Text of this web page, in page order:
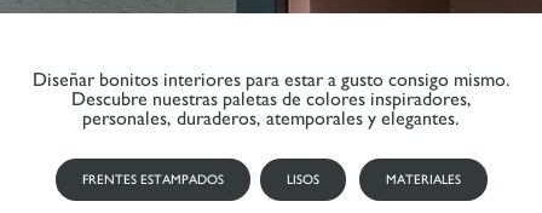
Diseñar bonitos interiores para estar a gusto consigo mismo.
Descubre nuestras paletas de colores inspiradores,
personales, duraderos, atemporales y elegantes.
FRENTES ESTAMPADOS LISOS MATERIALES